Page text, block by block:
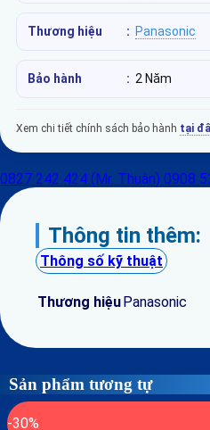
Thương hiệu : Panasonic
Bảo hành : 2 Năm
Xem chi tiết chính sách bảo hành tại
0827 242 424 (Mr. Thuận) 0908
Thông tin thêm:
Thông số kỹ thuật
Thương hiệuPanasonic
Sản phẩm tương tự
-30%